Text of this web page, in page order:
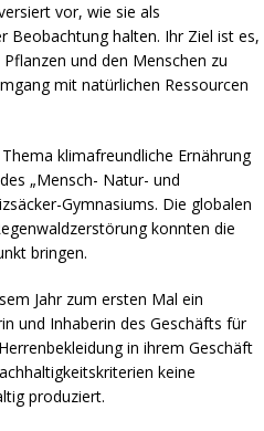
vor, wie sie als
Beobachtung halten. Ihr Ziel ist es,
und den Menschen zu
mit natürlichen Ressourcen
klimafreundliche Ernährung
„Mensch- Natur- und
Gymnasiums. Die globalen
konnten die
bringen.
Jahr zum ersten Mal ein
und Inhaberin des Geschäfts für
in ihrem Geschäft
keine
produziert.